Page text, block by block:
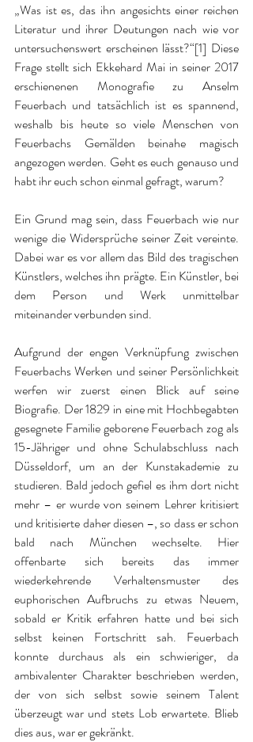
„Was ist es, das ihn angesichts einer reichen
Literatur und ihrer Deutungen nach wie vor
untersuchenswert erscheinen lässt?“[1] Diese
Frage stellt sich Ekkehard Mai in seiner 2017
erschienenen Monografie zu Anselm
Feuerbach und tatsächlich ist es spannend,
weshalb bis heute so viele Menschen von
Feuerbachs Gemälden beinahe magisch
angezogen werden. Geht es euch genauso und
habt ihr euch schon einmal gefragt, warum?
Ein Grund mag sein, dass Feuerbach wie nur
wenige die Widersprüche seiner Zeit vereinte.
Dabei war es vor allem das Bild des tragischen
Künstlers, welches ihn prägte. Ein Künstler, bei
dem Person und Werk unmittelbar
miteinander verbunden sind.
Aufgrund der engen Verknüpfung zwischen
Feuerbachs Werken und seiner Persönlichkeit
werfen wir zuerst einen Blick auf seine
Biografie. Der 1829 in eine mit Hochbegabten
gesegnete Familie geborene Feuerbach zog als
15-Jähriger und ohne Schulabschluss nach
Düsseldorf, um an der Kunstakademie zu
studieren. Bald jedoch gefiel es ihm dort nicht
mehr – er wurde von seinem Lehrer kritisiert
und kritisierte daher diesen –, so dass er schon
bald nach München wechselte. Hier
offenbarte sich bereits das immer
wiederkehrende Verhaltensmuster des
euphorischen Aufbruchs zu etwas Neuem,
sobald er Kritik erfahren hatte und bei sich
selbst keinen Fortschritt sah. Feuerbach
konnte durchaus als ein schwieriger, da
ambivalenter Charakter beschrieben werden,
der von sich selbst sowie seinem Talent
überzeugt war und stets Lob erwartete. Blieb
dies aus, war er gekränkt.